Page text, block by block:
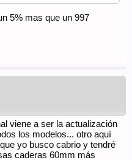
5% mas que un 997
viene a ser la actualización
los modelos... otro aquí
yo busco cabrio y tendré
caderas 60mm más